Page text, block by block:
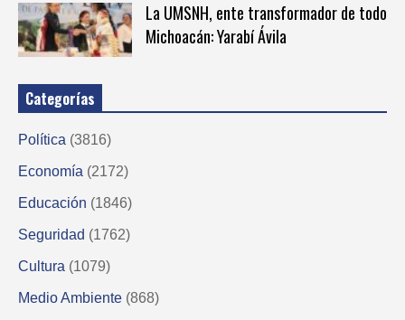
La UMSNH, ente transformador de todo
Michoacán: Yarabí Ávila
Categorías
Política (3816)
Economía (2172)
Educación (1846)
Seguridad (1762)
Cultura (1079)
Medio Ambiente (868)